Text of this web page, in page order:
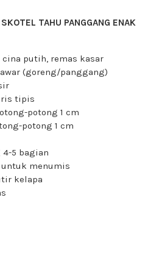
TAHU PANGGANG ENAK
putih, remas kasar
(goreng/panggang)
tipis
potong 1 cm
potong 1 cm
4-5 bagian
menumis
kelapa